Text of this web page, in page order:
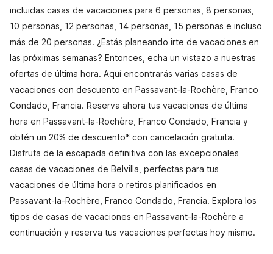
incluidas casas de vacaciones para 6 personas, 8 personas,
10 personas, 12 personas, 14 personas, 15 personas e incluso
más de 20 personas. ¿Estás planeando irte de vacaciones en
las próximas semanas? Entonces, echa un vistazo a nuestras
ofertas de última hora. Aquí encontrarás varias casas de
vacaciones con descuento en Passavant-la-Rochère, Franco
Condado, Francia. Reserva ahora tus vacaciones de última
hora en Passavant-la-Rochère, Franco Condado, Francia y
obtén un 20% de descuento* con cancelación gratuita.
Disfruta de la escapada definitiva con las excepcionales
casas de vacaciones de Belvilla, perfectas para tus
vacaciones de última hora o retiros planificados en
Passavant-la-Rochère, Franco Condado, Francia. Explora los
tipos de casas de vacaciones en Passavant-la-Rochère a
continuación y reserva tus vacaciones perfectas hoy mismo.